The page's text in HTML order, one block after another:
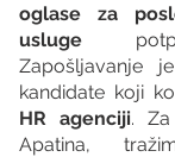
oglase za
usluge
Zapošljavanje
HR agenciji.
Apatina,